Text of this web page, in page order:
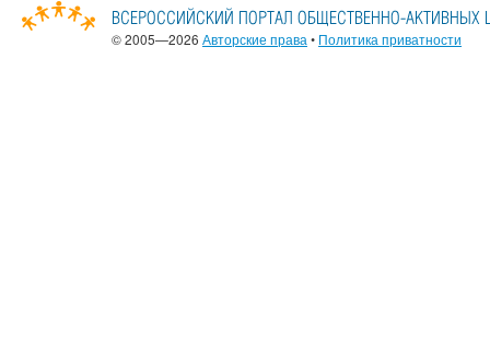
© 2005—2026 Авторские права • Политика приватности